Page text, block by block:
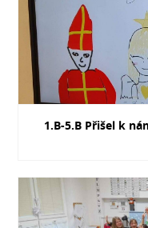
1.B-5.B Přišel k